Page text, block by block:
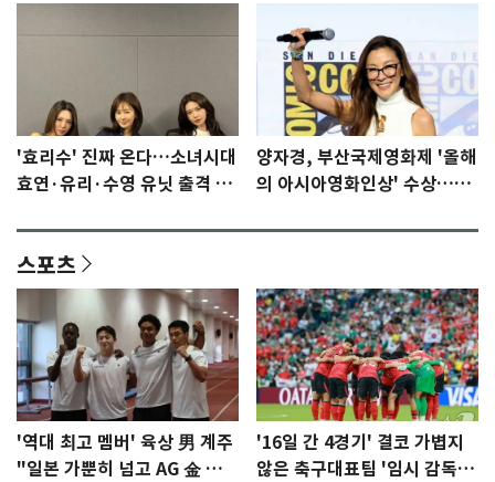
'효리수' 진짜 온다…소녀시대
효연·유리·수영 유닛 출격 [N
양자경, 부산국제영화제 '올해
의 아시아영화인상' 수상…15
스포츠
'역대 최고 멤버' 육상 男 계주
"일본 가뿐히 넘고 AG 金 따겠
'16일 간 4경기' 결코 가볍지
않은 축구대표팀 '임시 감독'